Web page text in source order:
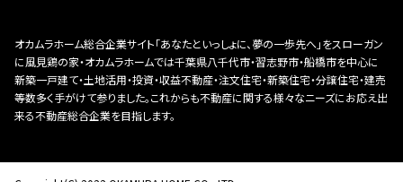
オカムラホーム総合企業サイト「あなたといっしょに、夢の一歩先へ」をスローガン
に風見鶏の家・オカムラホームでは千葉県八千代市・習志野市・船橋市を中心に
新築一戸建て・土地活用・投資・収益不動産・注文住宅・新築住宅・分譲住宅・建売
等数多く手がけて参りました。これからも不動産に関する様々なニーズにお応え出
来る不動産総合企業を目指します。